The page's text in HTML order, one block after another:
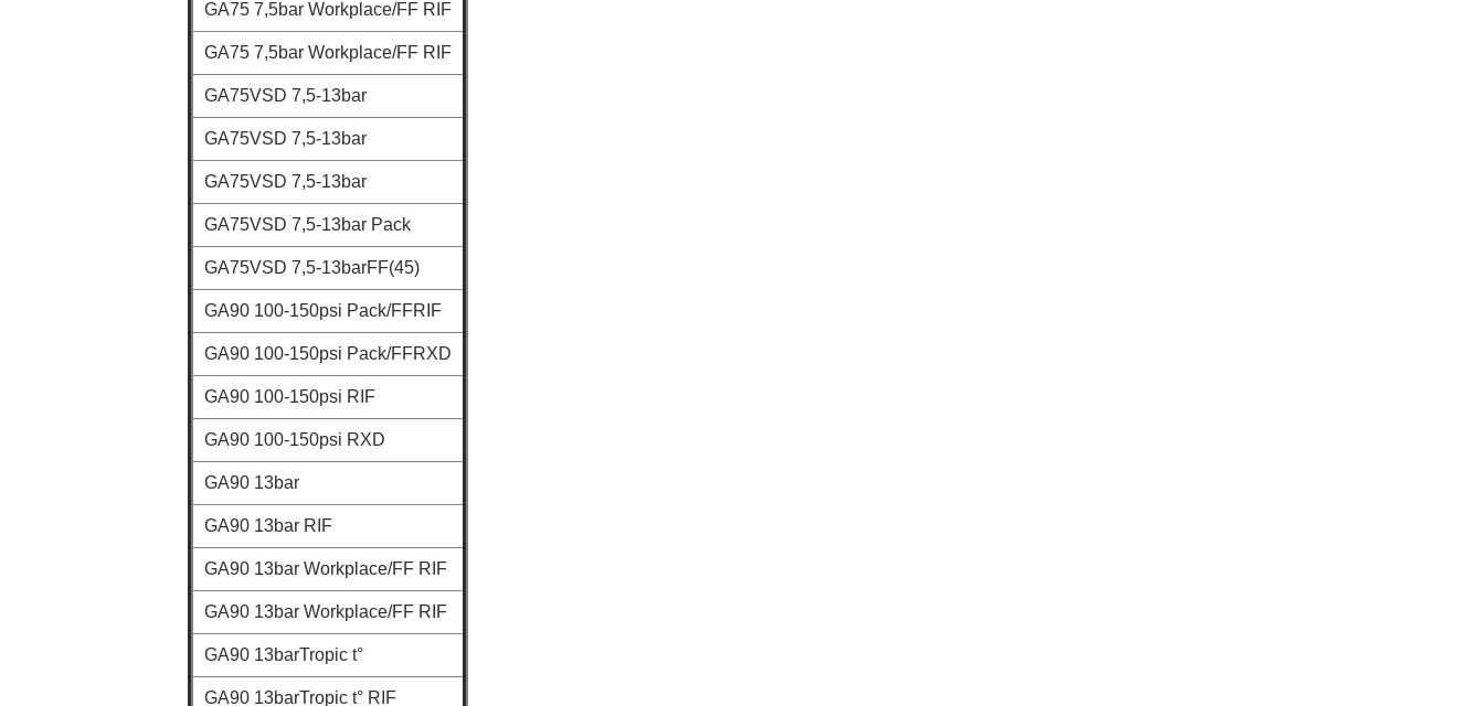
GA75 7,5bar Workplace/FF RIF
GA75 7,5bar Workplace/FF RIF
GA75VSD 7,5-13bar
GA75VSD 7,5-13bar
GA75VSD 7,5-13bar
GA75VSD 7,5-13bar Pack
GA75VSD 7,5-13barFF(45)
GA90 100-150psi Pack/FFRIF
GA90 100-150psi Pack/FFRXD
GA90 100-150psi RIF
GA90 100-150psi RXD
GA90 13bar
GA90 13bar RIF
GA90 13bar Workplace/FF RIF
GA90 13bar Workplace/FF RIF
GA90 13barTropic t°
GA90 13barTropic t° RIF